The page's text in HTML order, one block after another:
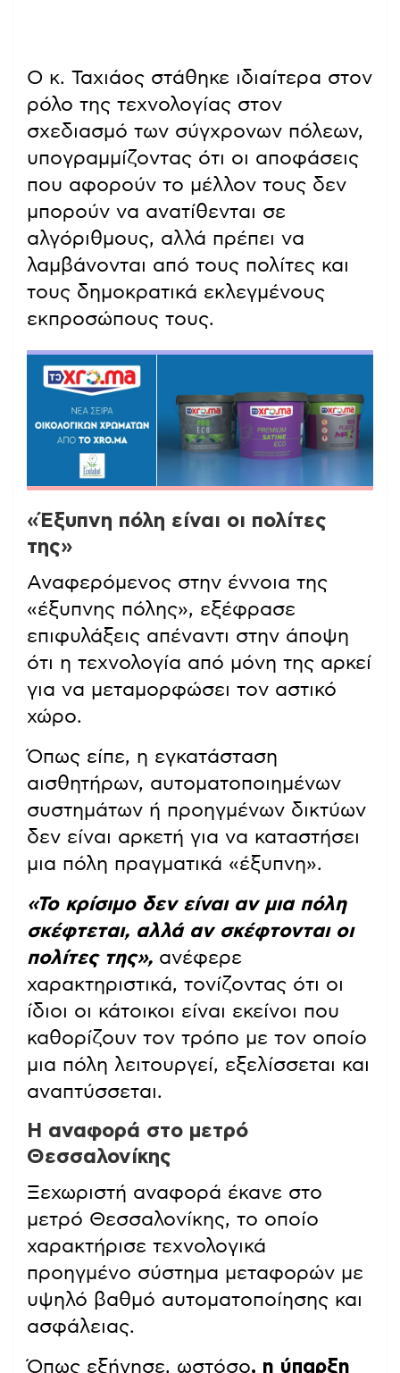
Ο κ. Ταχιάος στάθηκε ιδιαίτερα στον
ρόλο της τεχνολογίας στον
σχεδιασμό των σύγχρονων πόλεων,
υπογραμμίζοντας ότι οι αποφάσεις
που αφορούν το μέλλον τους δεν
μπορούν να ανατίθενται σε
αλγόριθμους, αλλά πρέπει να
λαμβάνονται από τους πολίτες και
τους δημοκρατικά εκλεγμένους
εκπροσώπους τους.
«Έξυπνη πόλη είναι οι πολίτες
της»
Αναφερόμενος στην έννοια της
«έξυπνης πόλης», εξέφρασε
επιφυλάξεις απέναντι στην άποψη
ότι η τεχνολογία από μόνη της αρκεί
για να μεταμορφώσει τον αστικό
χώρο.
Όπως είπε, η εγκατάσταση
αισθητήρων, αυτοματοποιημένων
συστημάτων ή προηγμένων δικτύων
δεν είναι αρκετή για να καταστήσει
μια πόλη πραγματικά «έξυπνη».
«Το κρίσιμο δεν είναι αν μια πόλη
σκέφτεται, αλλά αν σκέφτονται οι
πολίτες της», ανέφερε
χαρακτηριστικά, τονίζοντας ότι οι
ίδιοι οι κάτοικοι είναι εκείνοι που
καθορίζουν τον τρόπο με τον οποίο
μια πόλη λειτουργεί, εξελίσσεται και
αναπτύσσεται.
Η αναφορά στο μετρό
Θεσσαλονίκης
Ξεχωριστή αναφορά έκανε στο
μετρό Θεσσαλονίκης, το οποίο
χαρακτήρισε τεχνολογικά
προηγμένο σύστημα μεταφορών με
υψηλό βαθμό αυτοματοποίησης και
ασφάλειας.
Όπως εξήγησε, ωστόσο, η ύπαρξη